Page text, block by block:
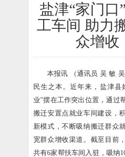
盐津“家门口
工车间 助力
众增收
本报讯 （通讯员 吴 敏
民生之本。近年来，盐津县
业”摆在工作突出位置，通过
搬迁安置点就业车间建设，
新模式，不断吸纳搬迁群众
宽群众增收渠道。截至目前
共有6家帮扶车间入驻，吸纳